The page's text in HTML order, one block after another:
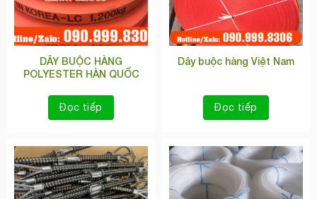
DÂY BUỘC HÀNG
POLYESTER HÀN QUỐC
Đọc tiếp
Dây buộc hàng Việt Nam
Đọc tiếp